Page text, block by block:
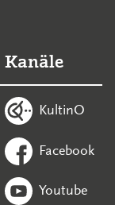
Kanäle
KultinO
Facebook
Youtube